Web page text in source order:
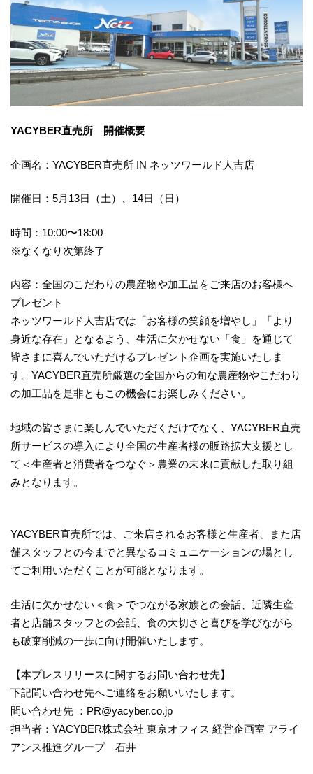
YACYBER直売所 開催概要
企画名：YACYBER直売所 IN ネッツワールド人吉店
開催日：5月13日（土）、14日（日）
時間：10:00〜18:00
※なくなり次第終了
内容：全国のこだわりの農産物や加工品をご来店のお客様へ
プレゼント
ネッツワールド人吉店では「お客様の笑顔を増やし」「より
身近な存在」となるよう、生活に欠かせない「食」を通じて
皆さまに喜んでいただけるプレゼント企画を実施いたしま
す。YACYBER直売所厳選の全国からの旬な農産物やこだわり
の加工品を是非ともこの機会にお楽しみください。
地域の皆さまに楽しんでいただくだけでなく、YACYBER直売
所サービスの導入により全国の生産者様の販路拡大支援とし
て＜生産者と消費者をつなぐ＞農業の未来に貢献した取り組
みとなります。
YACYBER直売所では、ご来店されるお客様と生産者、また店
舗スタッフとの今までと異なるコミュニケーションの場とし
てご利用いただくことが可能となります。
生活に欠かせない＜食＞でつながる家族との会話、近隣生産
者と店舗スタッフとの会話、食の大切さと喜びを学びながら
も破棄削減の一歩に向け開催いたします。
【本プレスリリースに関するお問い合わせ先】
下記問い合わせ先へご連絡をお願いいたします。
問い合わせ先 ：PR@yacyber.co.jp
担当者：YACYBER株式会社 東京オフィス 経営企画室 アライ
アンス推進グループ 石井